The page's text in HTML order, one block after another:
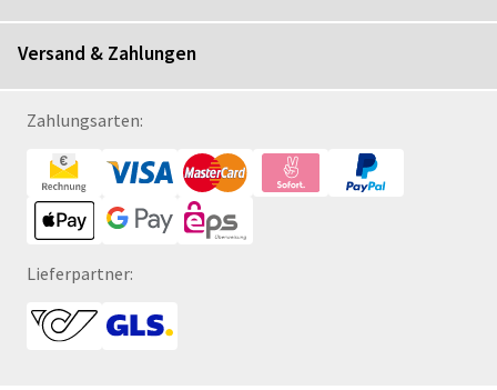
Versand & Zahlungen
Zahlungsarten:
Lieferpartner: